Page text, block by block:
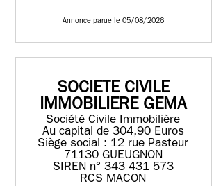
Annonce parue le 05/08/2026
SOCIETE CIVILE
IMMOBILIERE GEMA
Société Civile Immobilière
Au capital de 304,90 Euros
Siège social : 12 rue Pasteur
71130 GUEUGNON
SIREN n° 343 431 573
RCS MACON